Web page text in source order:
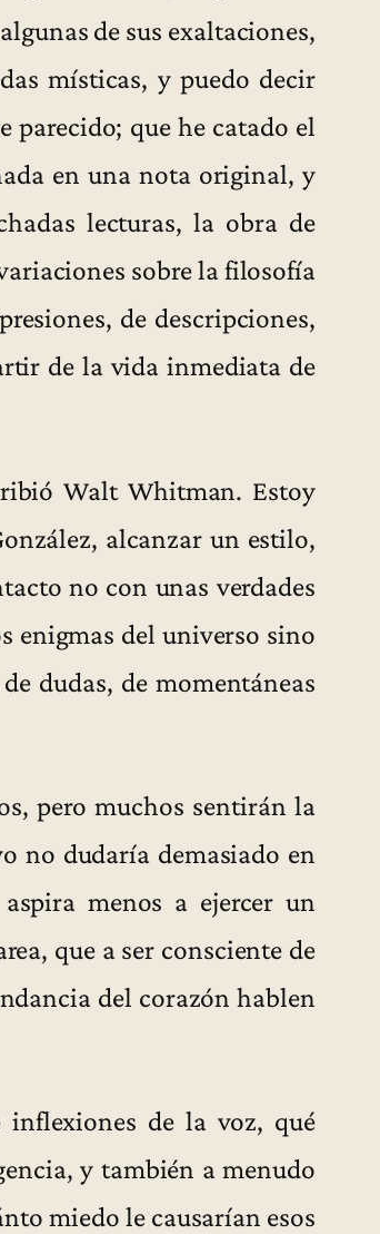
de sus exaltaciones,
místicas, y puedo decir
parecido; que he catado el
en una nota original, y
lecturas, la obra de
sobre la filosofía
de descripciones,
de la vida inmediata de
Walt Whitman. Estoy
alcanzar un estilo,
no con unas verdades
enigmas del universo sino
dudas, de momentáneas
pero muchos sentirán la
no dudaría demasiado en
menos a ejercer un
que a ser consciente de
del corazón hablen
inflexiones de la voz, qué
y también a menudo
miedo le causarían esos